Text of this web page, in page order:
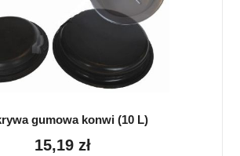
gumowa konwi (10 L)
15,19 zł